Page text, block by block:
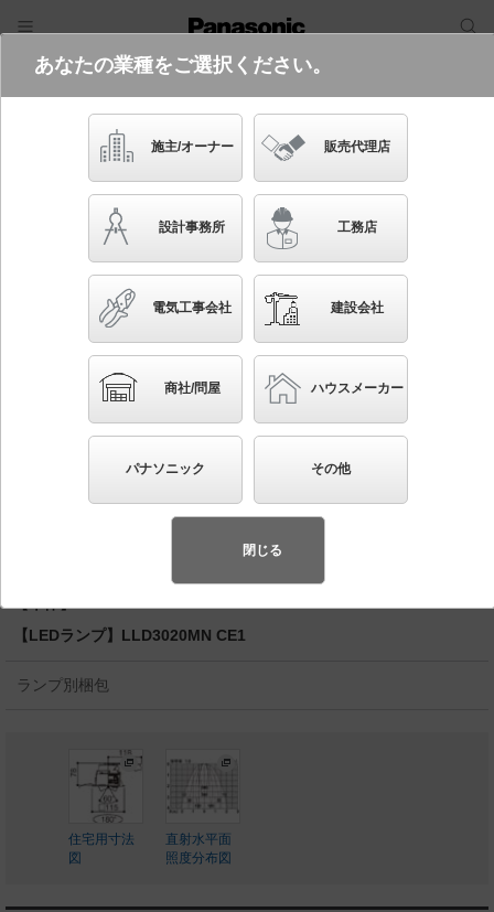
電気・建築設備（ビジネス）
フリーワード
品番・キーワード
かんたん照度計算
XAD3434N CE1
起動方式違いの商品を見る
天井埋込型 LED（昼白色） ユニバーサルダウンライ
ト 美ルック・浅型8H・高気密SB形・ビーム角24度・
集光タイプ LEDフラットランプ交換型／埋込穴□100
110Vダイクール電球100形1灯器具相当
【本体】LGD9402
【LEDランプ】LLD3020MN CE1
ランプ別梱包
住宅用寸法
図
直射水平面
照度分布図
あなたの業種をご選択ください。
施主/オーナー 販売代理店
設計事務所 工務店
電気工事会社 建設会社
商社/問屋 ハウスメーカー
パナソニック その他
閉じる